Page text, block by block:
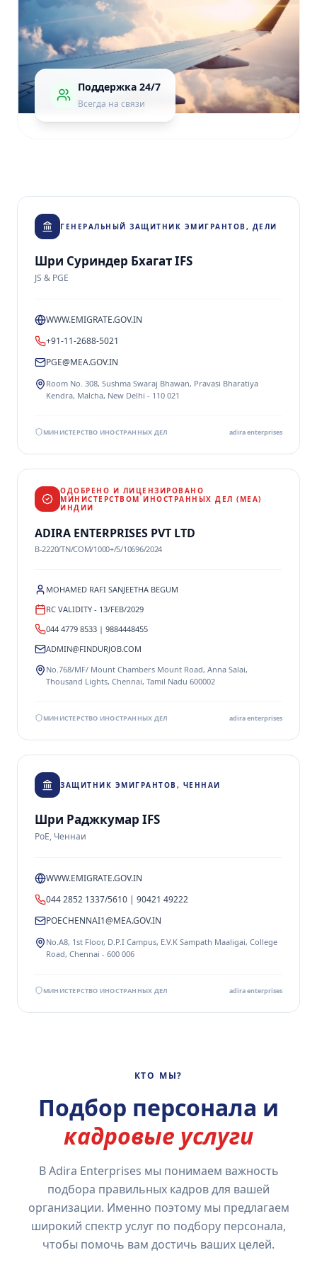
Поддержка 24/7
Всегда на связи
ГЕНЕРАЛЬНЫЙ ЗАЩИТНИК ЭМИГРАНТОВ, ДЕЛИ
Шри Суриндер Бхагат IFS
JS & PGE
WWW.EMIGRATE.GOV.IN
+91-11-2688-5021
PGE@MEA.GOV.IN
Room No. 308, Sushma Swaraj Bhawan, Pravasi Bharatiya
Kendra, Malcha, New Delhi - 110 021
МИНИСТЕРСТВО ИНОСТРАННЫХ ДЕЛ adira enterprises
ОДОБРЕНО И ЛИЦЕНЗИРОВАНО
МИНИСТЕРСТВОМ ИНОСТРАННЫХ ДЕЛ (MEA)
ИНДИИ
ADIRA ENTERPRISES PVT LTD
B-2220/TN/COM/1000+/5/10696/2024
MOHAMED RAFI SANJEETHA BEGUM
RC VALIDITY - 13/FEB/2029
044 4779 8533 | 9884448455
ADMIN@FINDURJOB.COM
No.768/MF/ Mount Chambers Mount Road, Anna Salai,
Thousand Lights, Chennai, Tamil Nadu 600002
МИНИСТЕРСТВО ИНОСТРАННЫХ ДЕЛ adira enterprises
ЗАЩИТНИК ЭМИГРАНТОВ, ЧЕННАИ
Шри Раджкумар IFS
PoE, Ченнаи
WWW.EMIGRATE.GOV.IN
044 2852 1337/5610 | 90421 49222
POECHENNAI1@MEA.GOV.IN
No.A8, 1st Floor, D.P.I Campus, E.V.K Sampath Maaligai, College
Road, Chennai - 600 006
МИНИСТЕРСТВО ИНОСТРАННЫХ ДЕЛ adira enterprises
КТО МЫ?
Подбор персонала и
кадровые услуги
В Adira Enterprises мы понимаем важность
подбора правильных кадров для вашей
организации. Именно поэтому мы предлагаем
широкий спектр услуг по подбору персонала,
чтобы помочь вам достичь ваших целей.